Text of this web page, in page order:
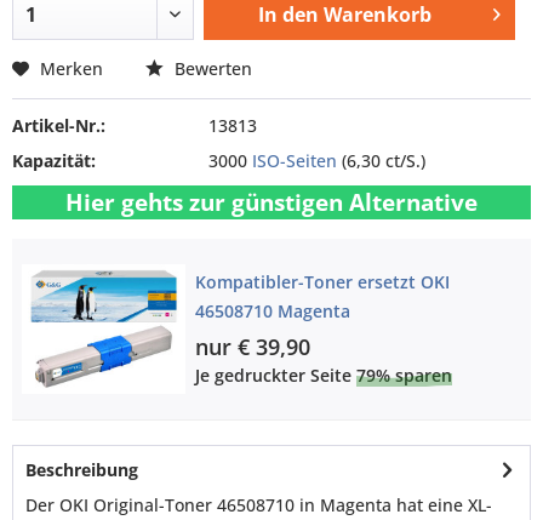
In den Warenkorb
Merken Bewerten
Artikel-Nr.:
13813
Kapazität:
3000 ISO-Seiten (6,30 ct/S.)
Hier gehts zur günstigen Alternative
Kompatibler-Toner ersetzt OKI
46508710 Magenta
nur € 39,90
Je gedruckter Seite 79% sparen
Beschreibung
Der OKI Original-Toner 46508710 in Magenta hat eine XL-